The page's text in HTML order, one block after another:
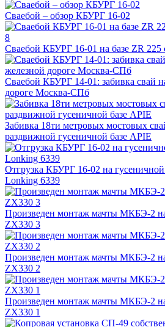
Сваебой – обзор КБУРГ 16-02
Сваебой КБУРГ 16-01 на базе ZR
Сваебой КБУРГ 14-01: забивка свай
дороге Москва-СПб
Забивка 18ти метровых мостовых
раздвижной гусеничной базе APIE
Отгрузка КБУРГ 16-02 на гусеничной
Lonking 6339
Произведен монтаж мачты МКБЭ-2
ZX330 3
Произведен монтаж мачты МКБЭ-2
ZX330 2
Произведен монтаж мачты МКБЭ-2
ZX330 1